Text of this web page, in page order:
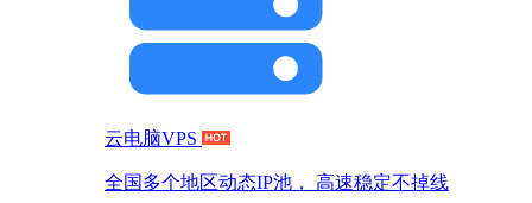
云电脑VPS
全国多个地区动态IP池， 高速稳定不掉线